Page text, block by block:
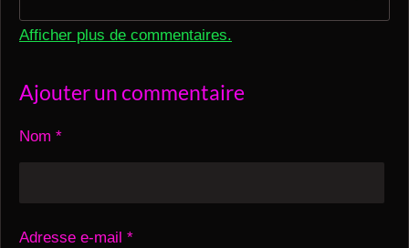
Afficher plus de commentaires.
Ajouter un commentaire
Nom *
Adresse e-mail *